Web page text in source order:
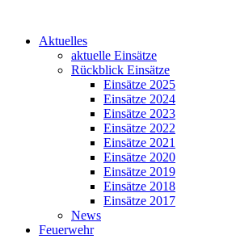
Aktuelles
aktuelle Einsätze
Rückblick Einsätze
Einsätze 2025
Einsätze 2024
Einsätze 2023
Einsätze 2022
Einsätze 2021
Einsätze 2020
Einsätze 2019
Einsätze 2018
Einsätze 2017
News
Feuerwehr